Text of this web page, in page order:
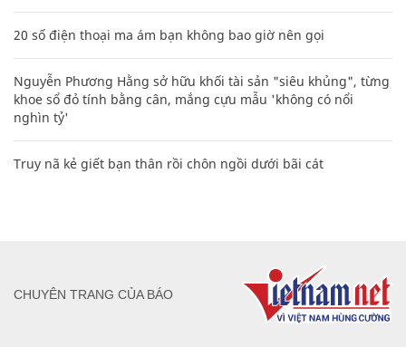
20 số điện thoại ma ám bạn không bao giờ nên gọi
Nguyễn Phương Hằng sở hữu khối tài sản "siêu khủng", từng
khoe sổ đỏ tính bằng cân, mắng cựu mẫu 'không có nổi
nghìn tỷ'
Truy nã kẻ giết bạn thân rồi chôn ngồi dưới bãi cát
CHUYÊN TRANG CỦA BÁO